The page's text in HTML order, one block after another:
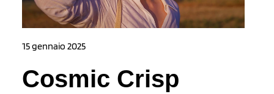
15 gennaio 2025
Cosmic Crisp